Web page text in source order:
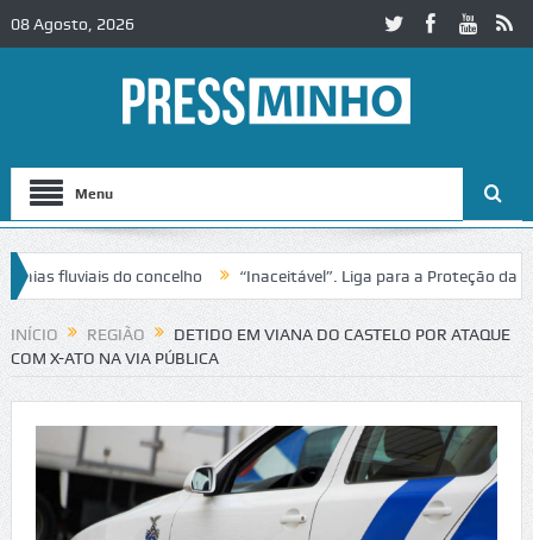
08 Agosto, 2026
Menu
fluviais do concelho “Inaceitável”. Liga para a Proteção da
no IC2 em Alcobaça Igreja do Castelo de Cerveira
INÍCIO REGIÃO
DETIDO EM VIANA DO CASTELO POR ATAQUE
COM X-ATO NA VIA PÚBLICA